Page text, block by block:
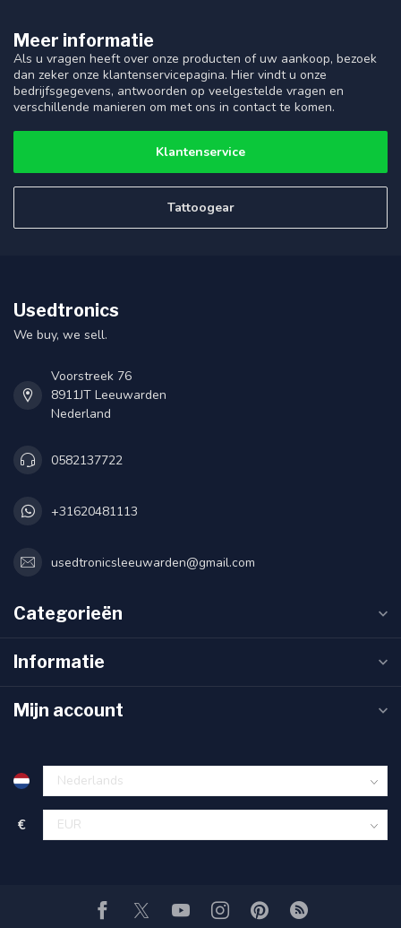
Meer informatie
Als u vragen heeft over onze producten of uw aankoop, bezoek
dan zeker onze klantenservicepagina. Hier vindt u onze
bedrijfsgegevens, antwoorden op veelgestelde vragen en
verschillende manieren om met ons in contact te komen.
Klantenservice
Tattoogear
Usedtronics
We buy, we sell.
Voorstreek 76
8911JT Leeuwarden
Nederland
0582137722
+31620481113
usedtronicsleeuwarden@gmail.com
Categorieën
Informatie
Mijn account
€